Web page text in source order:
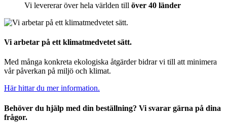
Vi levererar över hela världen till över 40 länder
Vi arbetar på ett klimatmedvetet sätt.
Med många konkreta ekologiska åtgärder bidrar vi till att minimera
vår påverkan på miljö och klimat.
Här hittar du mer information.
Behöver du hjälp med din beställning? Vi svarar gärna på dina
frågor.